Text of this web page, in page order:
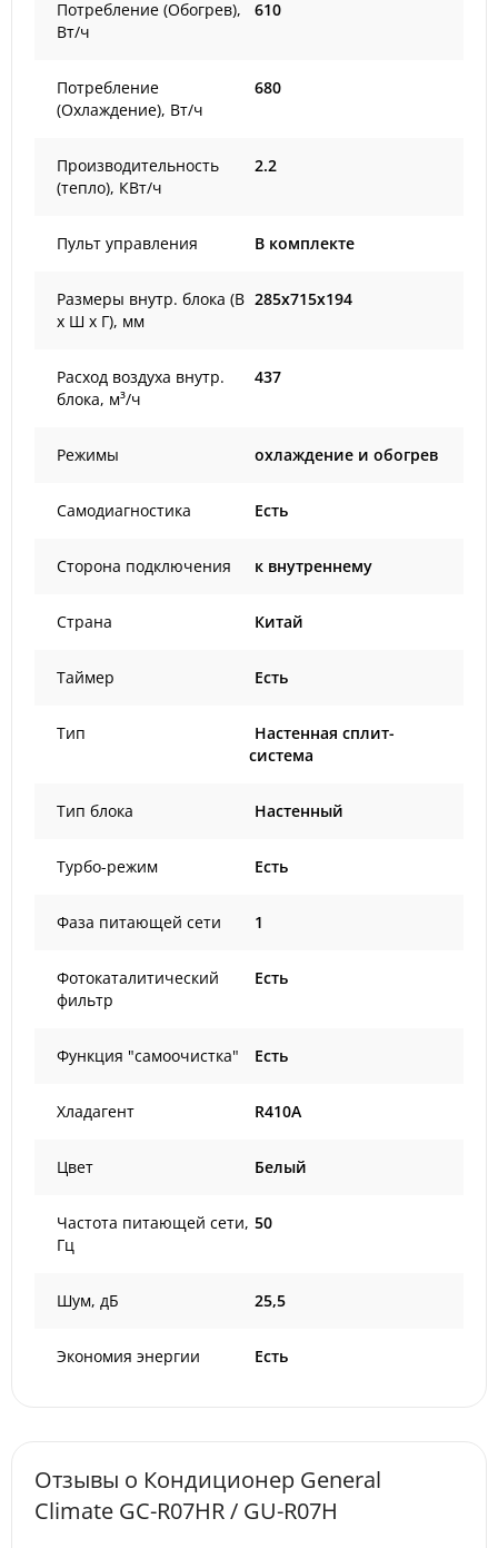
Потребление (Обогрев),
Вт/ч
610
Потребление
(Охлаждение), Вт/ч
680
Производительность
(тепло), КВт/ч
2.2
Пульт управления В комплекте
Размеры внутр. блока (В
х Ш х Г), мм
285x715x194
Расход воздуха внутр.
блока, м³/ч
437
Режимы охлаждение и обогрев
Самодиагностика Есть
Сторона подключения к внутреннему
Страна Китай
Таймер Есть
Тип
Настенная сплит-
система
Тип блока Настенный
Турбо-режим Есть
Фаза питающей сети 1
Фотокаталитический
фильтр
Есть
Функция "самоочистка" Есть
Хладагент R410A
Цвет Белый
Частота питающей сети,
Гц
50
Шум, дБ 25,5
Экономия энергии Есть
Отзывы о Кондиционер General
Climate GC-R07HR / GU-R07H